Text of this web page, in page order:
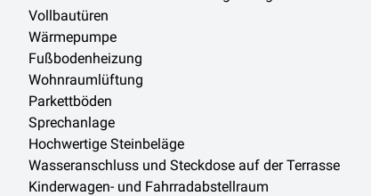
Vollbautüren
Wärmepumpe
Fußbodenheizung
Wohnraumlüftung
Parkettböden
Sprechanlage
Hochwertige Steinbeläge
Wasseranschluss und Steckdose auf der Terrasse
Kinderwagen- und Fahrradabstellraum